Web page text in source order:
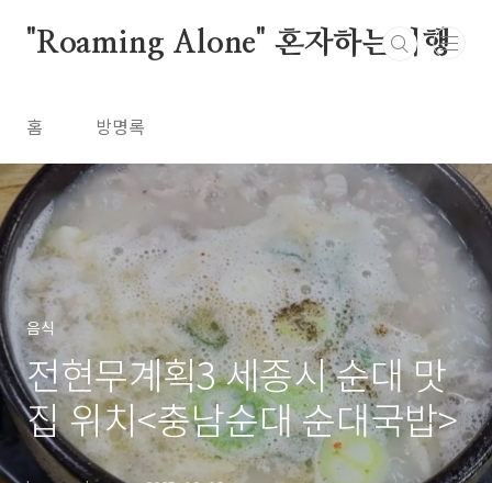
"Roaming Alone" 혼자하는여행
홈 방명록
음식
전현무계획3 세종시 순대 맛
집 위치<충남순대 순대국밥>